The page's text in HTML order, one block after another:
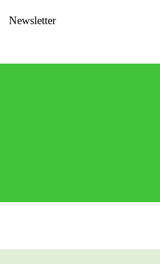
Newsletter